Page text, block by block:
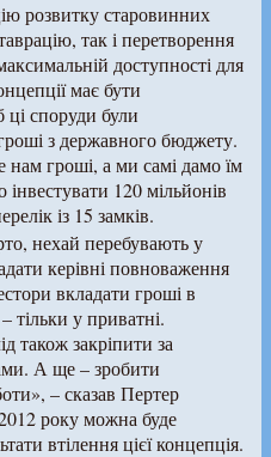
розвитку старовинних
так і перетворення
доступності для
має бути
споруди були
з державного бюджету.
нам гроші, а ми самі дамо їм
120 мільйонів
із 15 замків.
нехай перебувають у
керівні повноваження
вкладати гроші в
тільки у приватні.
також закріпити за
А ще – зробити
– сказав Пертер
року можна буде
втілення цієї концепція.